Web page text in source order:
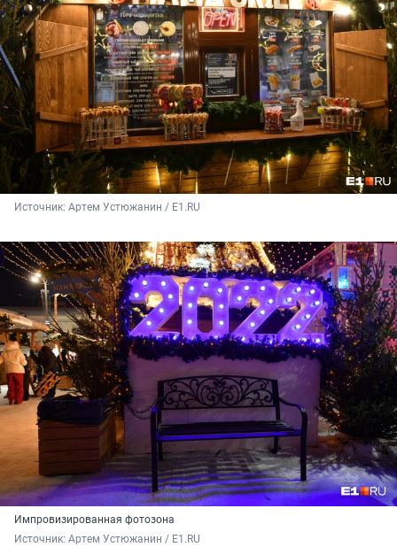
Источник: Артем Устюжанин / E1.RU
Импровизированная фотозона
Источник: Артем Устюжанин / E1.RU